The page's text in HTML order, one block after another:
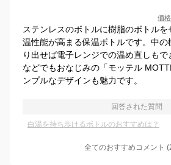
価
ステンレスのボトルに樹脂のボトル
温性能が高まる保温ボトルです。中の
り出せば電子レンジでの温め直しも
などでもおなじみの「モッテル
ンプルなデザインも魅力です。
回答された質問
白湯を持ち歩けるボトルのおすすめは？
全てのおすすめコメント (